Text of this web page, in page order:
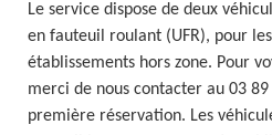
Le service dispose de deux
en fauteuil roulant (UFR), pour
établissements hors zone. Pour
merci de nous contacter au 03
première réservation. Les